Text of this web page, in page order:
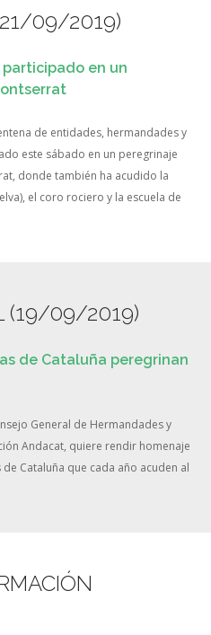
09/2019)
participado en un
de entidades, hermandades y
este sábado en un peregrinaje
donde también ha acudido la
el coro rociero y la escuela de
(19/09/2019)
de Cataluña peregrinan
General de Hermandades y
Andacat, quiere rendir homenaje
Cataluña que cada año acuden al